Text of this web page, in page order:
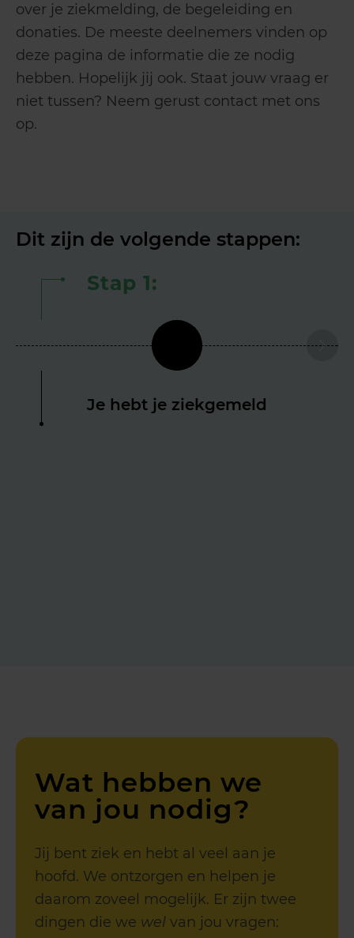
over je ziekmelding, de begeleiding en
donaties. De meeste deelnemers vinden op
deze pagina de informatie die ze nodig
hebben. Hopelijk jij ook. Staat jouw vraag er
niet tussen? Neem gerust contact met ons
op.
Dit zijn de volgende stappen:
Stap 1:
Je hebt je ziekgemeld
Wat hebben we
van jou nodig?
Jij bent ziek en hebt al veel aan je
hoofd. We ontzorgen en helpen je
daarom zoveel mogelijk. Er zijn twee
dingen die we wel van jou vragen: